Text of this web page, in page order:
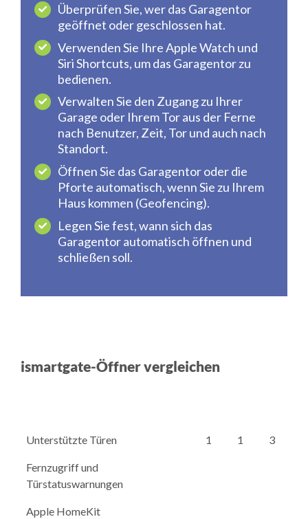
Überprüfen Sie, wer das Garagentor
geöffnet oder geschlossen hat.
Verwenden Sie Ihre Apple Watch und
Siri Shortcuts, um das Garagentor zu
bedienen.
Verwalten Sie den Zugang zu Ihrer
Garage oder Ihrem Tor aus der Ferne
nach Benutzer, Zeit, Tor und auch nach
Standort.
Öffnen Sie das Garagentor oder die
Pforte automatisch, wenn Sie zu Ihrem
Haus kommen (Geofencing).
Legen Sie fest, wann sich das
Garagentor automatisch öffnen und
schließen soll.
ismartgate-Öffner vergleichen
Unterstützte Türen 1 1 3
Fernzugriff und
Türstatuswarnungen
Apple HomeKit